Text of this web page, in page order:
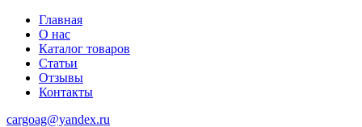
Главная
О нас
Каталог товаров
Статьи
Отзывы
Контакты
cargoag@yandex.ru